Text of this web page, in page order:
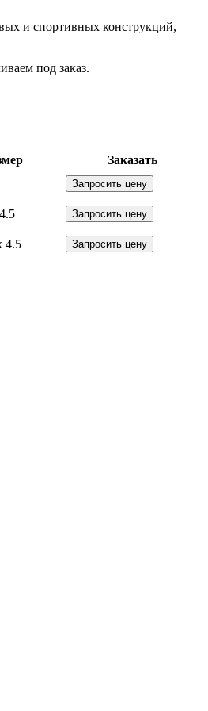
и спортивных конструкций,
под заказ.
Заказать
Запросить цену
Запросить цену
4.5 Запросить цену